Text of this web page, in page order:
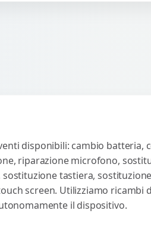
disponibili: cambio batteria,
riparazione microfono,
tastiera, sostituzione
screen. Utilizziamo ricambi
il dispositivo.